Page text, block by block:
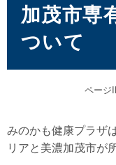
加茂市専
ついて
ページ
みのかも健康プラザ
リアと美濃加茂市が